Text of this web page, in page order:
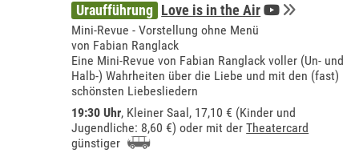
Uraufführung Love is in the Air
Mini-Revue - Vorstellung ohne Menü
von Fabian Ranglack
Eine Mini-Revue von Fabian Ranglack voller (Un- und
Halb-) Wahrheiten über die Liebe und mit den (fast)
schönsten Liebesliedern
19:30 Uhr, Kleiner Saal, 17,10 € (Kinder und
Jugendliche: 8,60 €) oder mit derTheatercard
günstiger